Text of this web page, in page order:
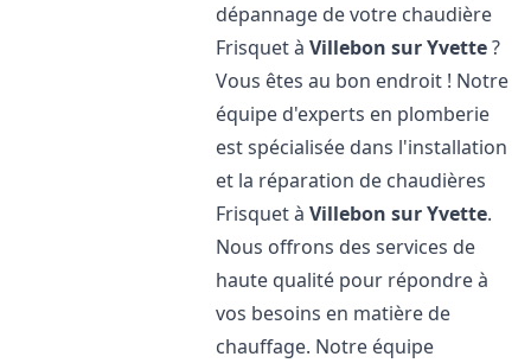
dépannage de votre chaudière
Frisquet àVillebon sur Yvette?
Vous êtes au bon endroit ! Notre
équipe d'experts en plomberie
est spécialisée dans l'installation
et la réparation de chaudières
Frisquet àVillebon sur Yvette.
Nous offrons des services de
haute qualité pour répondre à
vos besoins en matière de
chauffage. Notre équipe